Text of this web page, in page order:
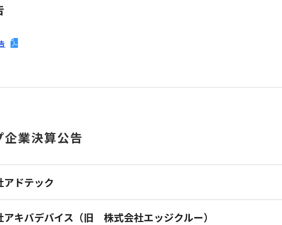
企業決算公告
アドテック
アキバデバイス（旧 株式会社エッジクルー）